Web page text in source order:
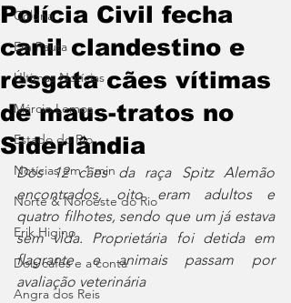
Coluna
Em Pauta
Últimas Notícias
Márcio Lemos
Estado do Rio
Notícias em 1 min
Norte & Noroeste do Rio
Erik Higino
Dois cafés e a conta
Angra dos Reis
Polícia Civil fecha
canil clandestino e
resgata cães vítimas
de maus-tratos no
Siderlândia
Dos 12 cães da raça Spitz Alemão
encontrados, oito eram adultos e
quatro filhotes, sendo que um já estava
sem vida. Proprietária foi detida em
flagrante e animais passam por
avaliação veterinária